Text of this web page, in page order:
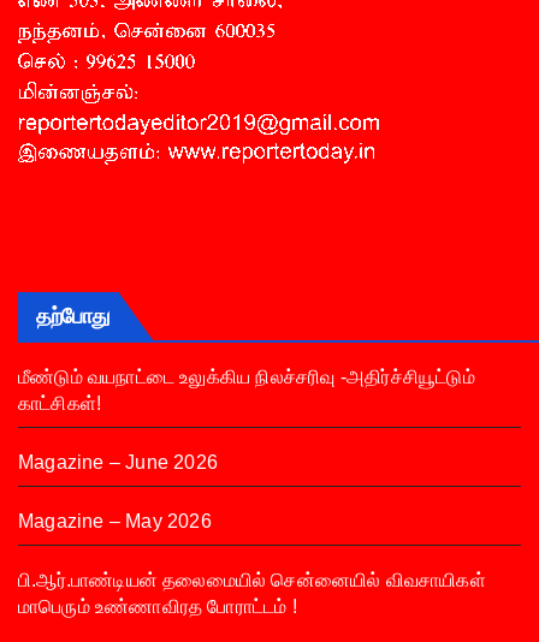
தற்போது
மீண்டும் வயநாட்டை உலுக்கிய நிலச்சரிவு -அதிர்ச்சியூட்டும்
காட்சிகள்!
Magazine – June 2026
Magazine – May 2026
பி.ஆர்.பாண்டியன் தலைமையில் சென்னையில் விவசாயிகள்
மாபெரும் உண்ணாவிரத போராட்டம் !